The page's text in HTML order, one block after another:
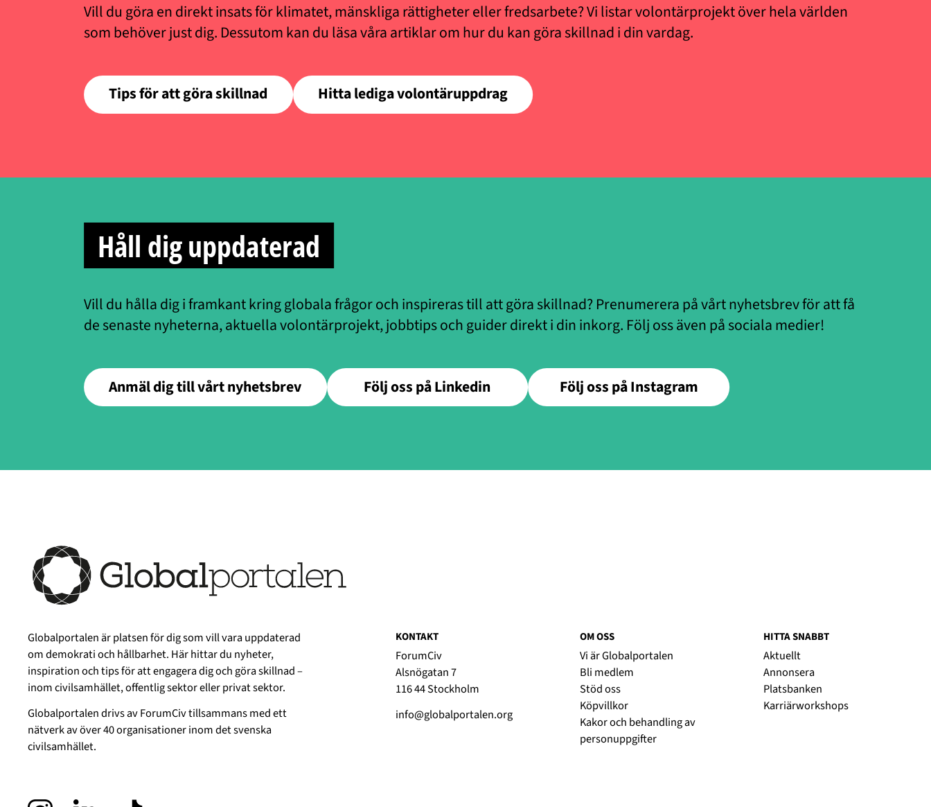
Vill du göra en direkt insats för klimatet, mänskliga rättigheter eller fredsarbete? Vi listar volontärprojekt över hela världen
som behöver just dig. Dessutom kan du läsa våra artiklar om hur du kan göra skillnad i din vardag.
Tips för att göra skillnad Hitta lediga volontäruppdrag
Håll dig uppdaterad
Vill du hålla dig i framkant kring globala frågor och inspireras till att göra skillnad? Prenumerera på vårt nyhetsbrev för att få
de senaste nyheterna, aktuella volontärprojekt, jobbtips och guider direkt i din inkorg. Följ oss även på sociala medier!
Anmäl dig till vårt nyhetsbrev Följ oss på Linkedin Följ oss på Instagram
Globalportalen är platsen för dig som vill vara uppdaterad
om demokrati och hållbarhet. Här hittar du nyheter,
inspiration och tips för att engagera dig och göra skillnad –
inom civilsamhället, offentlig sektor eller privat sektor.
Globalportalen drivs avForumCivtillsammans med ett
nätverk av över 40 organisationer inom det svenska
civilsamhället.
KONTAKT
ForumCiv
Alsnögatan 7
116 44 Stockholm
info@globalportalen.org
OM OSS
Vi är Globalportalen
Bli medlem
Stöd oss
Köpvillkor
Kakor och behandling av
personuppgifter
HITTA SNABBT
Aktuellt
Annonsera
Platsbanken
Karriärworkshops